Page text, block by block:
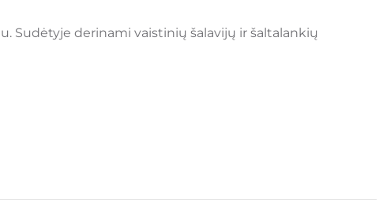
Sudėtyje derinami vaistinių šalavijų ir šaltalankių